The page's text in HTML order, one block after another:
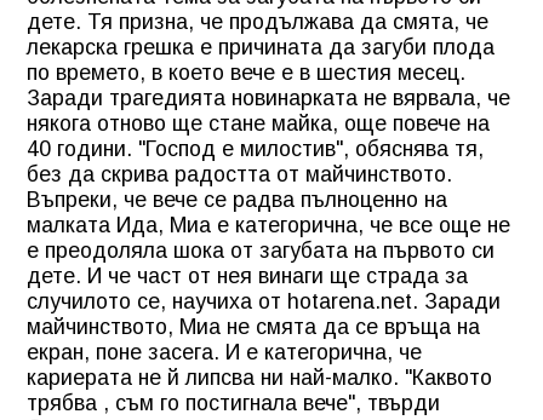
дете. Тя призна, че продължава да смята, че
лекарска грешка е причината да загуби плода
по времето, в което вече е в шестия месец.
Заради трагедията новинарката не вярвала, че
някога отново ще стане майка, още повече на
40 години. "Господ е милостив", обяснява тя,
без да скрива радостта от майчинството.
Въпреки, че вече се радва пълноценно на
малката Ида, Миа е категорична, че все още не
е преодоляла шока от загубата на първото си
дете. И че част от нея винаги ще страда за
случилото се, научиха от hotarena.net. Заради
майчинството, Миа не смята да се връща на
екран, поне засега. И е категорична, че
кариерата не й липсва ни най-малко. "Каквото
трябва , съм го постигнала вече", твърди